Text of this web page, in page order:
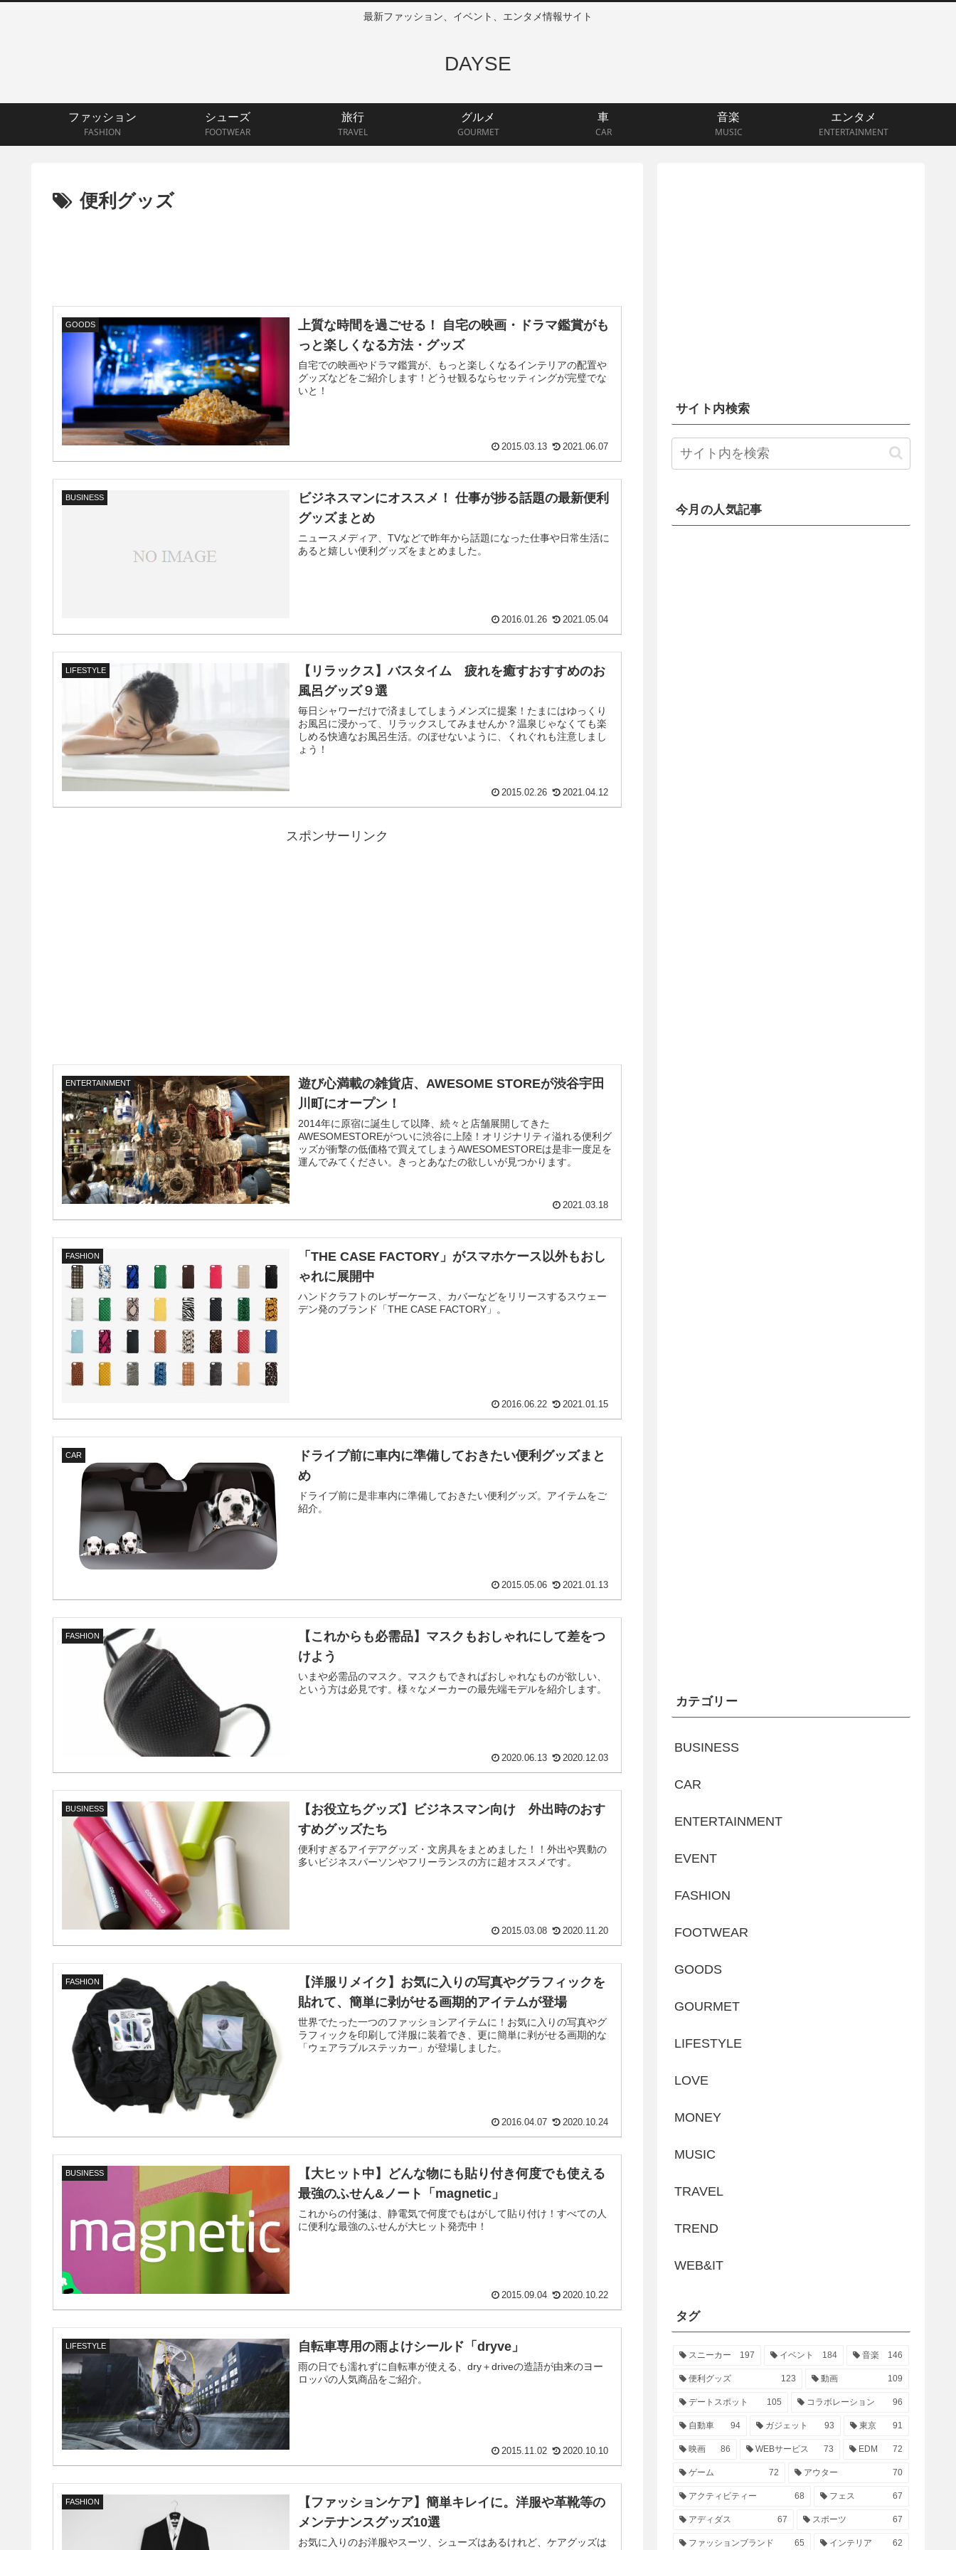
最新ファッション、イベント、エンタメ情報サイト
DAYSE
ファッション
FASHION
シューズ
FOOTWEAR
旅行
TRAVEL
グルメ
GOURMET
車
CAR
音楽
MUSIC
エンタメ
ENTERTAINMENT
便利グッズ
GOODS
上質な時間を過ごせる！ 自宅の映画・ドラマ鑑賞がも
っと楽しくなる方法・グッズ
自宅での映画やドラマ鑑賞が、もっと楽しくなるインテリアの配置や
グッズなどをご紹介します！どうせ観るならセッティングが完璧でな
いと！
2015.03.13 2021.06.07
BUSINESS
ビジネスマンにオススメ！ 仕事が捗る話題の最新便利
グッズまとめ
ニュースメディア、TVなどで昨年から話題になった仕事や日常生活に
あると嬉しい便利グッズをまとめました。
2016.01.26 2021.05.04
LIFESTYLE
【リラックス】バスタイム 疲れを癒すおすすめのお
風呂グッズ９選
毎日シャワーだけで済ましてしまうメンズに提案！たまにはゆっくり
お風呂に浸かって、リラックスしてみませんか？温泉じゃなくても楽
しめる快適なお風呂生活。のぼせないように、くれぐれも注意しまし
ょう！
2015.02.26 2021.04.12
スポンサーリンク
ENTERTAINMENT
遊び心満載の雑貨店、AWESOME STOREが渋谷宇田
川町にオープン！
2014年に原宿に誕生して以降、続々と店舗展開してきた
AWESOMESTOREがついに渋谷に上陸！オリジナリティ溢れる便利グ
ッズが衝撃の低価格で買えてしまうAWESOMESTOREは是非一度足を
運んでみてください。きっとあなたの欲しいが見つかります。
2021.03.18
FASHION
「THE CASE FACTORY」がスマホケース以外もおし
ゃれに展開中
ハンドクラフトのレザーケース、カバーなどをリリースするスウェー
デン発のブランド「THE CASE FACTORY」。
2016.06.22 2021.01.15
CAR
ドライブ前に車内に準備しておきたい便利グッズまと
め
ドライブ前に是非車内に準備しておきたい便利グッズ。アイテムをご
紹介。
2015.05.06 2021.01.13
FASHION
【これからも必需品】マスクもおしゃれにして差をつ
けよう
いまや必需品のマスク。マスクもできればおしゃれなものが欲しい、
という方は必見です。様々なメーカーの最先端モデルを紹介します。
2020.06.13 2020.12.03
BUSINESS
【お役立ちグッズ】ビジネスマン向け 外出時のおす
すめグッズたち
便利すぎるアイデアグッズ・文房具をまとめました！！外出や異動の
多いビジネスパーソンやフリーランスの方に超オススメです。
2015.03.08 2020.11.20
FASHION
【洋服リメイク】お気に入りの写真やグラフィックを
貼れて、簡単に剥がせる画期的アイテムが登場
世界でたった一つのファッションアイテムに！お気に入りの写真やグ
ラフィックを印刷して洋服に装着でき、更に簡単に剥がせる画期的な
「ウェアラブルステッカー」が登場しました。
2016.04.07 2020.10.24
BUSINESS
【大ヒット中】どんな物にも貼り付き何度でも使える
最強のふせん&ノート「magnetic」
これからの付箋は、静電気で何度でもはがして貼り付け！すべての人
に便利な最強のふせんが大ヒット発売中！
2015.09.04 2020.10.22
LIFESTYLE 自転車専用の雨よけシールド「dryve」
雨の日でも濡れずに自転車が使える、dry＋driveの造語が由来のヨー
ロッパの人気商品をご紹介。
2015.11.02 2020.10.10
FASHION
【ファッションケア】簡単キレイに。洋服や革靴等の
メンテナンスグッズ10選
お気に入りのお洋服やスーツ、シューズはあるけれど、ケアグッズは
サイト内検索
今月の人気記事
カテゴリー
BUSINESS
CAR
ENTERTAINMENT
EVENT
FASHION
FOOTWEAR
GOODS
GOURMET
LIFESTYLE
LOVE
MONEY
MUSIC
TRAVEL
TREND
WEB&IT
タグ
スニーカー 197 イベント 184 音楽 146
便利グッズ 123 動画 109
デートスポット 105 コラボレーション 96
自動車 94 ガジェット 93 東京 91
映画 86 WEBサービス 73 EDM 72
ゲーム 72 アウター 70
アクティビティー 68 フェス 67
アディダス 67 スポーツ 67
ファッションブランド 65 インテリア 62